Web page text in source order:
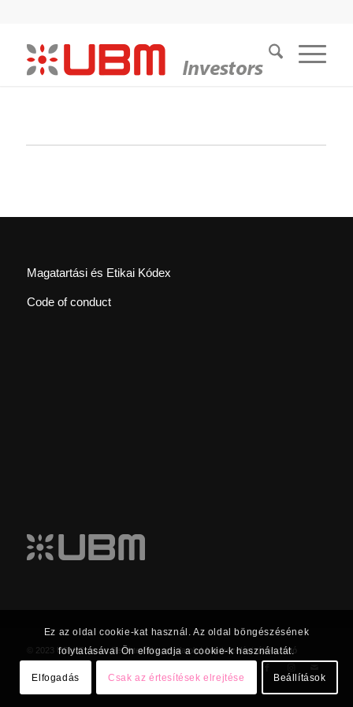
Magatartási és Etikai Kódex
Code of conduct
© 2023 UBM Csoport Befektetői kapcsolatok |Adatkezelési tájékoztató
Ez az oldal cookie-kat használ. Az oldal böngészésének
folytatásával Ön elfogadja a cookie-k használatát.
Elfogadás Csak az értesítések elrejtése Beállítások